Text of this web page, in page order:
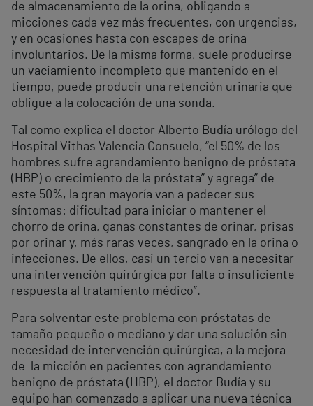
de almacenamiento de la orina, obligando a
micciones cada vez más frecuentes, con urgencias,
y en ocasiones hasta con escapes de orina
involuntarios. De la misma forma, suele producirse
un vaciamiento incompleto que mantenido en el
tiempo, puede producir una retención urinaria que
obligue a la colocación de una sonda.
Tal como explica el doctor Alberto Budía urólogo del
Hospital Vithas Valencia Consuelo, “el 50% de los
hombres sufre agrandamiento benigno de próstata
(HBP) o crecimiento de la próstata” y agrega” de
este 50%, la gran mayoría van a padecer sus
síntomas: dificultad para iniciar o mantener el
chorro de orina, ganas constantes de orinar, prisas
por orinar y, más raras veces, sangrado en la orina o
infecciones. De ellos, casi un tercio van a necesitar
una intervención quirúrgica por falta o insuficiente
respuesta al tratamiento médico”.
Para solventar este problema con próstatas de
tamaño pequeño o mediano y dar una solución sin
necesidad de intervención quirúrgica, a la mejora
de la micción en pacientes con agrandamiento
benigno de próstata (HBP), el doctor Budía y su
equipo han comenzado a aplicar una nueva técnica